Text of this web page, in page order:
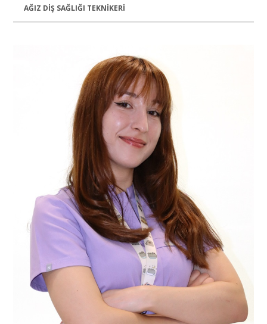
AĞIZ DİŞ SAĞLIĞI TEKNİKERİ